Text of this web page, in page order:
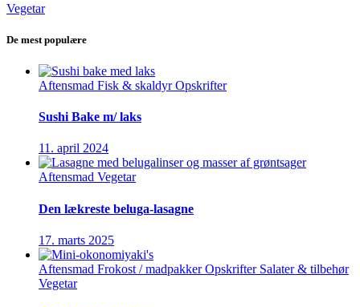
Vegetar
De mest populære
Aftensmad Fisk & skaldyr Opskrifter
Sushi Bake m/ laks
11. april 2024
Aftensmad Vegetar
Den lækreste beluga-lasagne
17. marts 2025
Aftensmad Frokost / madpakker Opskrifter Salater & tilbehør
Vegetar